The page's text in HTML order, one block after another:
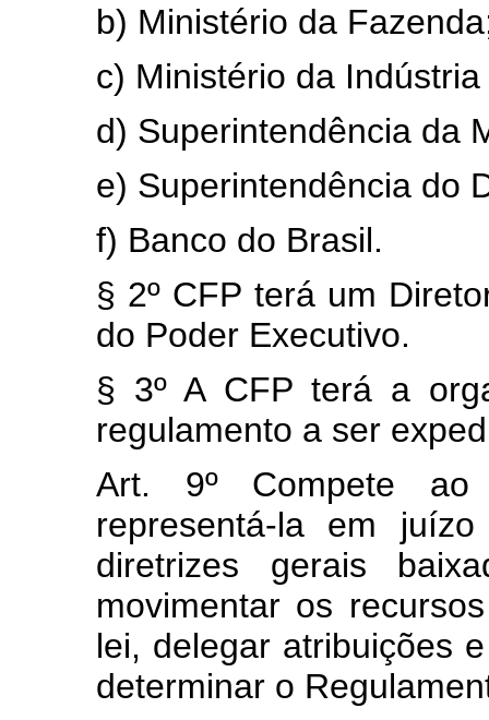
b) Ministério da
c) Ministério da
d) Superintendência da
e) Superintendência do
f) Banco do Brasil.
§ 2º CFP terá um
do Poder Executivo.
§ 3º A CFP terá a
regulamento a ser
Art. 9º Compete ao
representá-la em
diretrizes gerais
movimentar os
lei, delegar atribuições
determinar o